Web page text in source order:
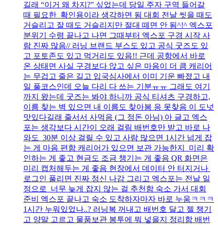
길래 “이거 왜 차지?” 싶었는데 당일 주자 구역 들어갈
때 필요한 확인용이라 생각하면 됨 대회 전날 씻을 때도
거슬리고 잘 때도 거슬리지만 절대 떼면 안 됨^!^ 엑스포
분위기 수령 끝나고 나면 그때부터 엑스포 구경 시작 사
람 진짜 많음// 러닝 브랜드 부스도 있고 공식 굿즈도 있
고 포토존도 있고 먹거리도 있음!! 근데 공항에서 바로
온 상태면 사실 구경보다 앉고 싶은 마음이 더 큼 캐리어
는 무겁고 줄은 길고 입국심사에서 이미 기운 빠졌고 내
일 풀코스인데 오늘 다리 다 쓰는 기분ㅠㅠ 그래도 여기
까지 왔는데 굿즈는 봐야 하니까 공식 티셔츠 구경하고,
이름 찾는 벽 있으면 내 이름도 찾아봄 응 못찾음 이 도넛
맛있다길래 줄서서 사먹음 (그 정돈 아님) 아 글고 엑스
포는 생각보다 시간이 오래 걸림 배번호만 받고 바로 나
와도 30분 이상 걸릴 수 있고 사람 많으면 1시간 넘게 잡
는 게 마음 편함 캐리어가 있으면 보관 가능한지 미리 확
인하는 게 좋고 현금도 조금 챙기는 게 좋음 QR 화면은
미리 캡처해두는 게 좋음 현장에서 데이터 안 터지거나
로그인 풀리면 진짜 정신 나감 그리고 엑스포는 전날 일
정으로 너무 늦게 잡지 않는 걸 추천함 숙소 가서 대회
준비 엑스포 끝나고 숙소 도착하자마자 바로 누움ㅋㅋㅋ
1시간 누워있었나..? 러닝복 꺼내고 배번호 달고 젤 챙기
고 양말 고르고 물품보관 봉투에 뭐 넣을지 정리함 배번